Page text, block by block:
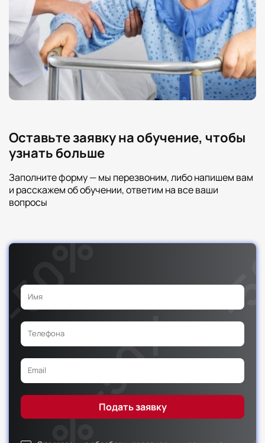
Оставьте заявку на обучение, чтобы
узнать больше
Заполните форму — мы перезвоним, либо напишем вам
и расскажем об обучении, ответим на все ваши
вопросы